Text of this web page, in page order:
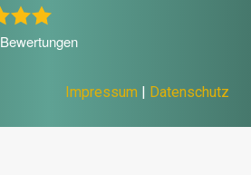
Bewertungen
Impressum | Datenschutz